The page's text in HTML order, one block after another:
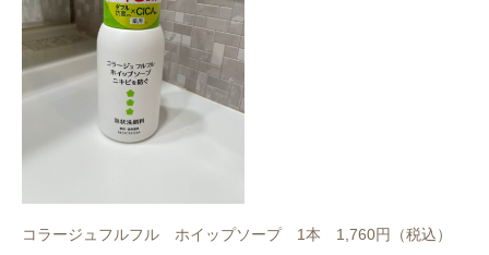
コラージュフルフル ホイップソープ 1本 1,760円（税込）